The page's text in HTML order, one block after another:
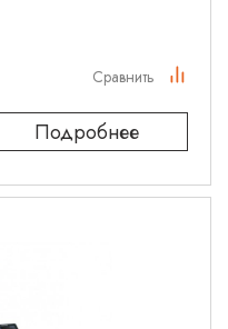
Подробнее
Сравнить